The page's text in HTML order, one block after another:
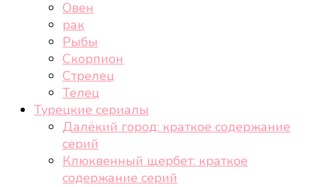
Овен
рак
Рыбы
Скорпион
Стрелец
Телец
Турецкие сериалы
Далёкий город: краткое содержание
серий
Клюквенный щербет: краткое
содержание серий